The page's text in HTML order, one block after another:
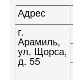
Адрес
г.
Арамиль,
ул. Щорса,
д. 55